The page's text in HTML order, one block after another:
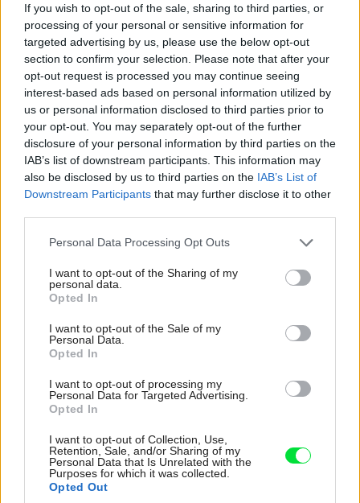
If you wish to opt-out of the sale, sharing to third parties, or
processing of your personal or sensitive information for
targeted advertising by us, please use the below opt-out
section to confirm your selection. Please note that after your
opt-out request is processed you may continue seeing
interest-based ads based on personal information utilized by
us or personal information disclosed to third parties prior to
your opt-out. You may separately opt-out of the further
disclosure of your personal information by third parties on the
IAB’s list of downstream participants. This information may
also be disclosed by us to third parties on the IAB’s List of
Downstream Participants that may further disclose it to other
Please note that this website/app uses one or more Google
not limited to your visit or usage behaviour. You may click to
grant or deny consent to Google and its third-party tags to
use your data for below specified purposes in below Google
consent section.
Personal Data Processing Opt Outs
I want to opt-out of the Sharing of my
personal data.
Opted In
I want to opt-out of the Sale of my
Personal Data.
Opted In
I want to opt-out of processing my
Personal Data for Targeted Advertising.
Opted In
I want to opt-out of Collection, Use,
Retention, Sale, and/or Sharing of my
Personal Data that Is Unrelated with the
Purposes for which it was collected.
Opted Out